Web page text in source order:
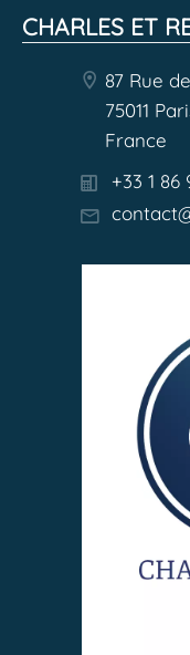
CHARLES ET
87 Rue
75011
France
+33 1 86